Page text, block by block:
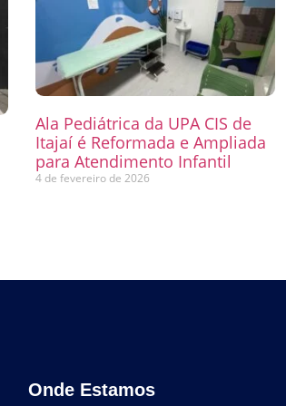
Ala Pediátrica da UPA CIS de
Itajaí é Reformada e Ampliada
para Atendimento Infantil
4 de fevereiro de 2026
Onde Estamos